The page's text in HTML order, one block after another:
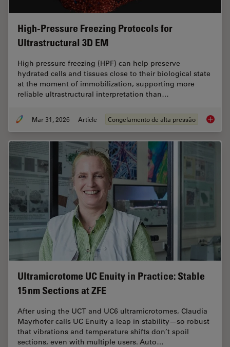
High-Pressure Freezing Protocols for
Ultrastructural 3D EM
High pressure freezing (HPF) can help preserve
hydrated cells and tissues close to their biological state
at the moment of immobilization, supporting more
reliable ultrastructural interpretation than…
Mar 31, 2026 Article Congelamento de alta pressão High-
Ultramicrotome UC Enuity in Practice: Stable
15 nm Sections at ZFE
After using the UCT and UC6 ultramicrotomes, Claudia
Mayrhofer calls UC Enuity a leap in stability—so robust
that vibrations and temperature shifts don’t spoil
sections, even with multiple users. Auto…